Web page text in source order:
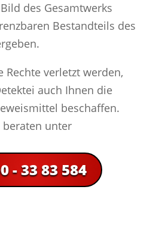
des Gesamtwerks
Bestandteils des
Rechte verletzt werden,
auch Ihnen die
beschaffen.
beraten unter
- 33 83 584